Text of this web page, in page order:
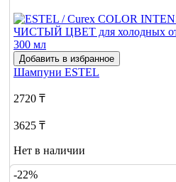
Добавить в избранное
Шампуни ESTEL
2720 ₸
3625 ₸
Нет в наличии
Сообщить
-22%